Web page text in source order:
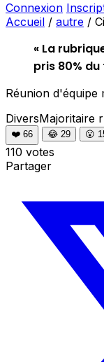
Connexion
Accueil / autre /
« La
pris 80%
Réunion d'équipe
DiversMajoritaire
❤️ 66 😂 29 😮
110 votes
Partager